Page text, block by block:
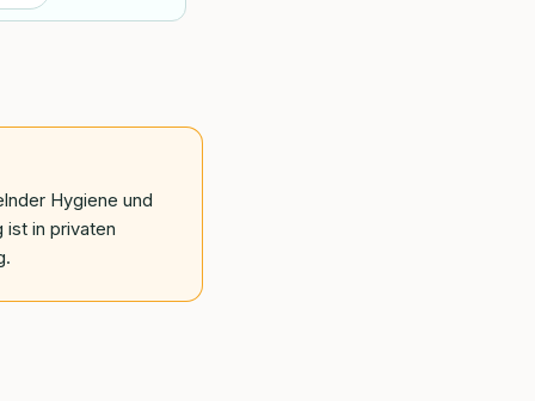
Hygiene und
ist in privaten